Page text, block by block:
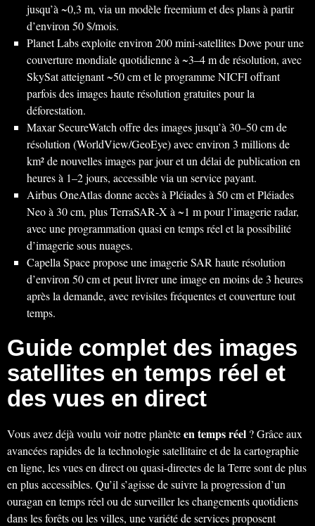
jusqu’à ~0,3 m, via un modèle freemium et des plans à partir
d’environ 50 $/mois.
Planet Labs exploite environ 200 mini‑satellites Dove pour une
couverture mondiale quotidienne à ~3–4 m de résolution, avec
SkySat atteignant ~50 cm et le programme NICFI offrant
parfois des images haute résolution gratuites pour la
déforestation.
Maxar SecureWatch offre des images jusqu’à 30–50 cm de
résolution (WorldView/GeoEye) avec environ 3 millions de
km² de nouvelles images par jour et un délai de publication en
heures à 1–2 jours, accessible via un service payant.
Airbus OneAtlas donne accès à Pléiades à 50 cm et Pléiades
Neo à 30 cm, plus TerraSAR‑X à ~1 m pour l’imagerie radar,
avec une programmation quasi en temps réel et la possibilité
d’imagerie sous nuages.
Capella Space propose une imagerie SAR haute résolution
d’environ 50 cm et peut livrer une image en moins de 3 heures
après la demande, avec revisites fréquentes et couverture tout
temps.
Guide complet des images
satellites en temps réel et
des vues en direct
Vous avez déjà voulu voir notre planèteen temps réel ? Grâce aux
avancées rapides de la technologie satellitaire et de la cartographie
en ligne, les vues en direct ou quasi-directes de la Terre sont de plus
en plus accessibles. Qu’il s’agisse de suivre la progression d’un
ouragan en temps réel ou de surveiller les changements quotidiens
dans les forêts ou les villes, une variété de services proposent